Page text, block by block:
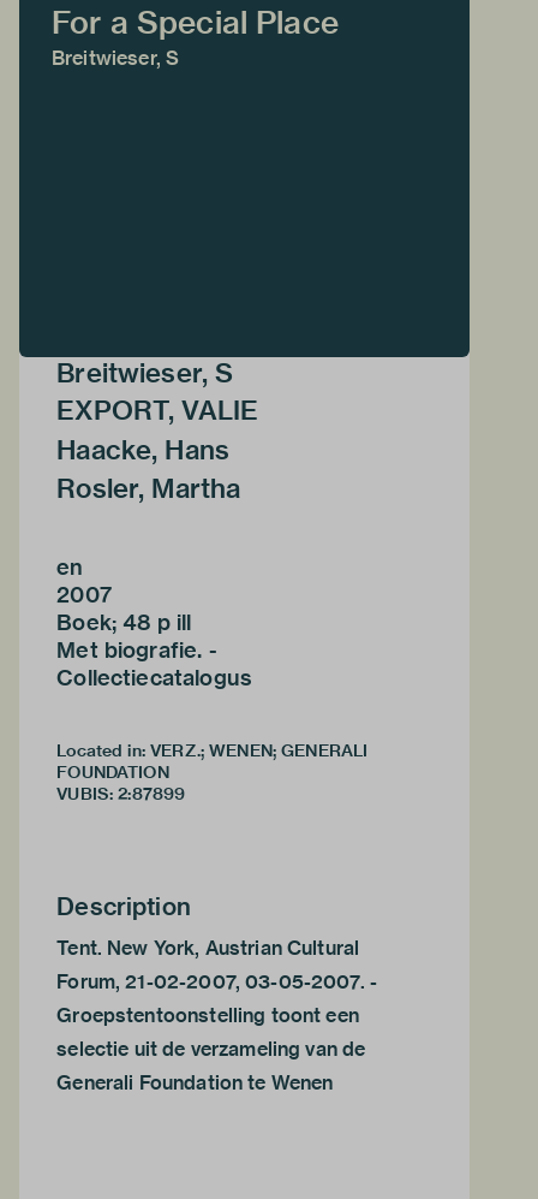
For a Special Place
Breitwieser, S
Breitwieser, S
EXPORT, VALIE
Haacke, Hans
Rosler, Martha
en
2007
Boek; 48 p ill
Met biografie. -
Collectiecatalogus
Located in: VERZ.; WENEN; GENERALI
FOUNDATION
VUBIS: 2:87899
Description
Tent. New York, Austrian Cultural
Forum, 21-02-2007, 03-05-2007. -
Groepstentoonstelling toont een
selectie uit de verzameling van de
Generali Foundation te Wenen